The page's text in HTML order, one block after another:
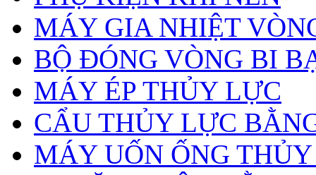
MÁY GIA NHIỆT
BỘ ĐÓNG VÒNG BI
MÁY ÉP THỦY LỰC
CẨU THỦY LỰC
MÁY UỐN ỐNG